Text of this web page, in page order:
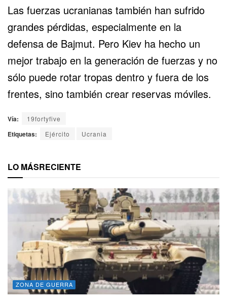
Las fuerzas ucranianas también han sufrido
grandes pérdidas, especialmente en la
defensa de Bajmut. Pero Kiev ha hecho un
mejor trabajo en la generación de fuerzas y no
sólo puede rotar tropas dentro y fuera de los
frentes, sino también crear reservas móviles.
Vía: 19fortyfive
Etiquetas: Ejército Ucrania
LO MÁSRECIENTE
ZONA DE GUERRA